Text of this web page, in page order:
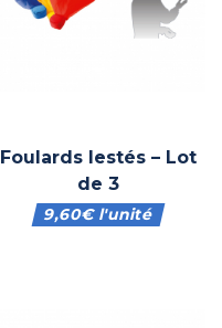
Foulards lestés – Lot
de 3
9,60€l'unité